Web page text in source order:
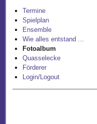
Termine
Spielplan
Ensemble
Wie alles entstand ...
Fotoalbum
Quasselecke
Förderer
Login/Logout